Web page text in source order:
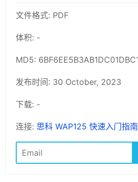
文件格式: PDF
体积: -
MD5:
发布时间: 30 October, 2023
下载: -
连接: 思科 WAP125 快速入门指